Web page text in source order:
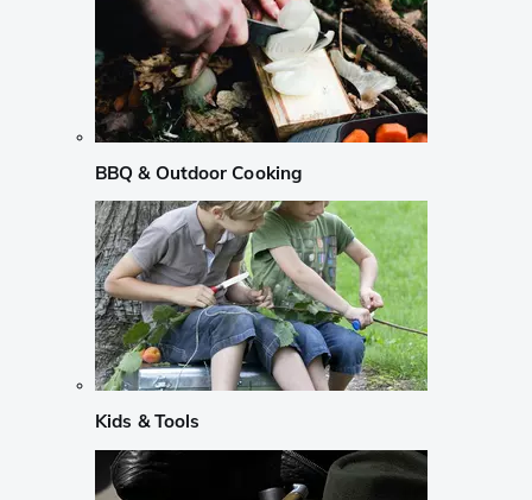
BBQ & Outdoor Cooking
Kids & Tools